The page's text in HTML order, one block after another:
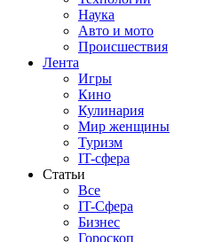
Наука
Авто и мото
Происшествия
Лента
Игры
Кино
Кулинария
Мир женщины
Туризм
IT-сфера
Статьи
Все
IT-Сфера
Бизнес
Гороскоп